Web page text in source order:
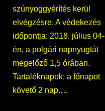
szúnyoggyérítés kerül
elvégzésre. A védekezés
időpontja: 2018. július 04-
én, a polgári napnyugtát
megelőző 1,5 órában.
Tartaléknapok: a főnapot
követő 2 nap.…